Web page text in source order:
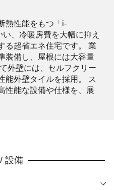
熱性能をもつ「i-
、冷暖房費を大幅に抑え
る超省エネ住宅です。 業
装備し、屋根には大容量
外壁には、セルフクリー
能外壁タイルを採用。 ス
性能な設備や仕様を、展
設備